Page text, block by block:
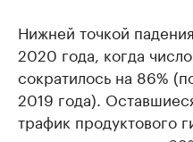
Нижней точкой
2020 года, когда
сократилось на 86%
2019 года).
трафик продуктового